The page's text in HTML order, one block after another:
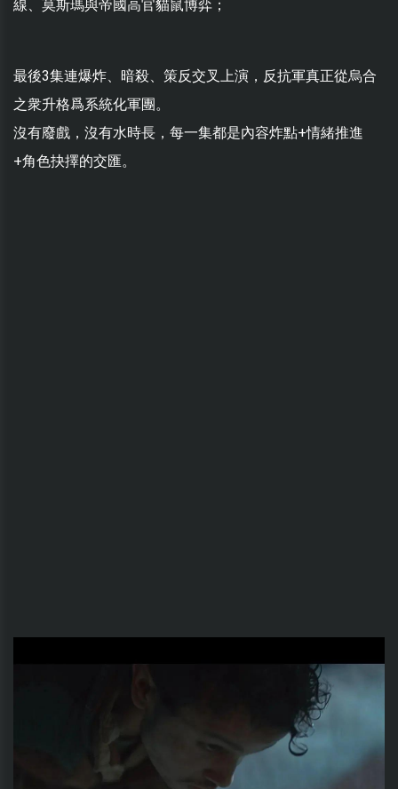
線、莫斯瑪與帝國高官貓鼠博弈；
最後3集連爆炸、暗殺、策反交叉上演，反抗軍真正從烏合
之衆升格爲系統化軍團。
沒有廢戲，沒有水時長，每一集都是內容炸點+情緒推進
+角色抉擇的交匯。